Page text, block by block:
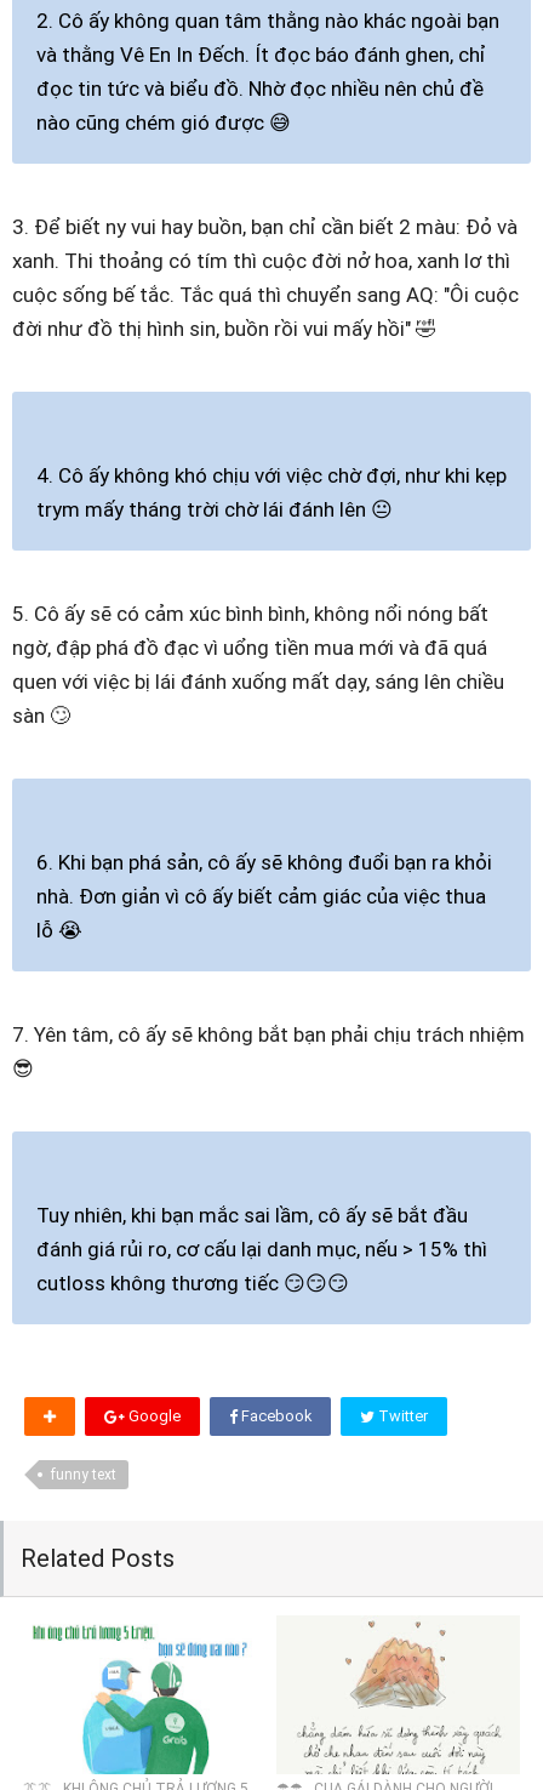
2. Cô ấy không quan tâm thằng nào khác ngoài bạn
và thằng Vê En In Đếch. Ít đọc báo đánh ghen, chỉ
đọc tin tức và biểu đồ. Nhờ đọc nhiều nên chủ đề
nào cũng chém gió được 😅
3. Để biết ny vui hay buồn, bạn chỉ cần biết 2 màu: Đỏ và
xanh. Thi thoảng có tím thì cuộc đời nở hoa, xanh lơ thì
cuộc sống bế tắc. Tắc quá thì chuyển sang AQ: "Ôi cuộc
đời như đồ thị hình sin, buồn rồi vui mấy hồi" 🤣
4. Cô ấy không khó chịu với việc chờ đợi, như khi kẹp
trym mấy tháng trời chờ lái đánh lên 😐
5. Cô ấy sẽ có cảm xúc bình bình, không nổi nóng bất
ngờ, đập phá đồ đạc vì uổng tiền mua mới và đã quá
quen với việc bị lái đánh xuống mất dạy, sáng lên chiều
sàn 🙄
6. Khi bạn phá sản, cô ấy sẽ không đuổi bạn ra khỏi
nhà. Đơn giản vì cô ấy biết cảm giác của việc thua
lỗ 😭
7. Yên tâm, cô ấy sẽ không bắt bạn phải chịu trách nhiệm
😎
Tuy nhiên, khi bạn mắc sai lầm, cô ấy sẽ bắt đầu
đánh giá rủi ro, cơ cấu lại danh mục, nếu > 15% thì
cutloss không thương tiếc 😏😏😏
Google Facebook Twitter
funny text
Related Posts